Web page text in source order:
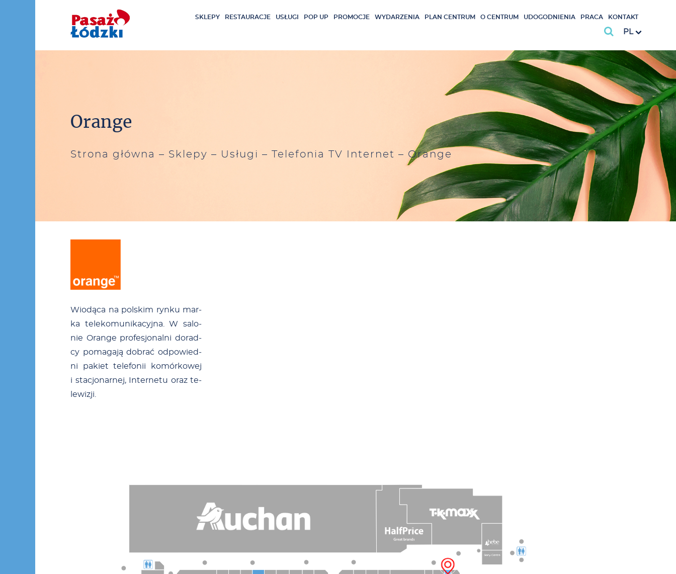
SKLEPY RESTAURACJE USŁUGI POP UP PROMOCJE WYDARZENIA PLAN CENTRUM O CENTRUM UDOGODNIENIA PRACA KONTAKT
PL
Orange
Strona główna – Sklepy – Usługi – Telefonia TV Internet – Orange
Wio­dą­ca na pol­skim ryn­ku mar­
ka te­le­ko­mu­ni­ka­cyj­na. W sa­lo­
nie Oran­ge pro­fe­sjo­nal­ni do­rad­
cy po­ma­ga­ją do­brać od­po­wied­
ni pa­kiet te­le­fo­nii ko­mór­ko­wej
i sta­cjo­nar­nej, In­ter­ne­tu oraz te­
le­wi­zji.